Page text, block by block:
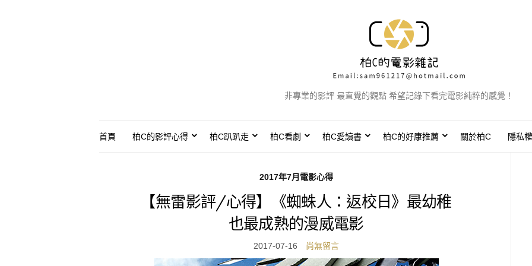
非專業的影評 最直覺的觀點 希望記錄下看完電影純粹的感覺！
首頁 柏C的影評心得 柏C趴趴走 柏C看劇 柏C愛讀書 柏C的好康推薦 關於柏C 隱私
2017年7月電影心得
【無雷影評/心得】《蜘蛛人：返校日》最幼稚
也最成熟的漫威電影
2017-07-16 尚無留言